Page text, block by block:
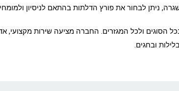
ניתן לבחור את פורץ הדלתות בהתאם לניסיון
ולכל המגזרים. החברה מציעה שירות מקצועי,
ובחגים.